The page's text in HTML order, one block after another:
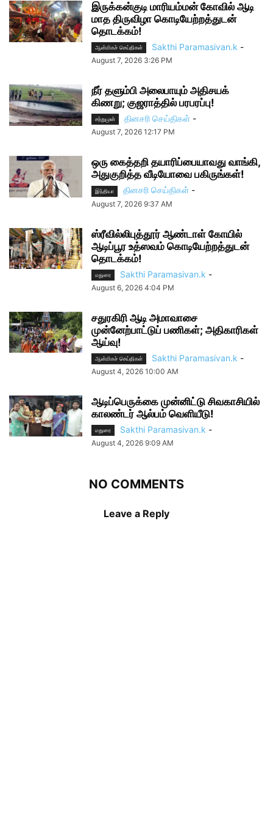
இருக்கன்குடி மாரியம்மன் கோவில் ஆடி
மாத திருவிழா கொடியேற்றத்துடன்
தொடக்கம்!
ஆன்மிகச் செய்திகள் Sakthi Paramasivan.k -
August 7, 2026 3:26 PM
நீர் தளும்பி அலைபாயும் அதிசயக்
கிணறு; குஜராத்தில் பரபரப்பு!
சற்றுமுன் தினசரி செய்திகள் -
August 7, 2026 12:17 PM
ஒரு கைத்தறி தயாரிப்பையாவது வாங்கி,
அதுகுறித்த வீடியோவை பகிருங்கள்!
இந்தியா தினசரி செய்திகள் -
August 7, 2026 9:37 AM
ஸ்ரீவில்லிபுத்தூர் ஆண்டாள் கோயில்
ஆடிப்பூர உத்ஸவம் கொடியேற்றத்துடன்
தொடக்கம்!
மதுரை Sakthi Paramasivan.k -
August 6, 2026 4:04 PM
சதுரகிரி ஆடி அமாவாசை
முன்னேற்பாட்டுப் பணிகள்; அதிகாரிகள்
ஆய்வு!
ஆன்மிகச் செய்திகள் Sakthi Paramasivan.k -
August 4, 2026 10:00 AM
ஆடிப்பெருக்கை முன்னிட்டு சிவகாசியில்
காலண்டர் ஆல்பம் வெளியீடு!
மதுரை Sakthi Paramasivan.k -
August 4, 2026 9:09 AM
NO COMMENTS
Leave a Reply